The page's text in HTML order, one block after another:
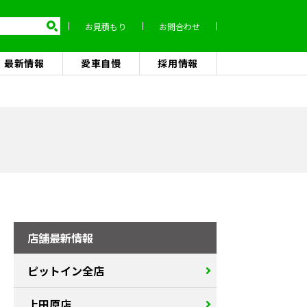
お見積もり お問合わせ
最新情報 愛車自慢 採用情報
店舗最新情報
ピットイン全店